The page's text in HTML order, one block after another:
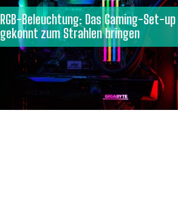
RGB-Beleuchtung: Das Gaming-Set-up
gekonnt zum Strahlen bringen